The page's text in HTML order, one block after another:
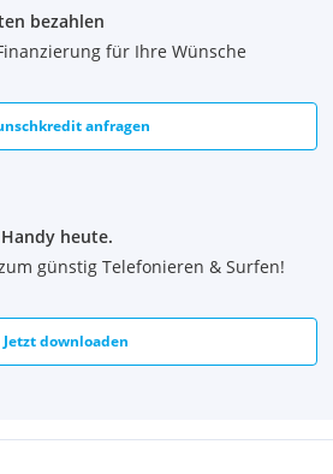
bezahlen
für Ihre Wünsche
anfragen
heute.
günstig Telefonieren & Surfen!
Jetzt downloaden